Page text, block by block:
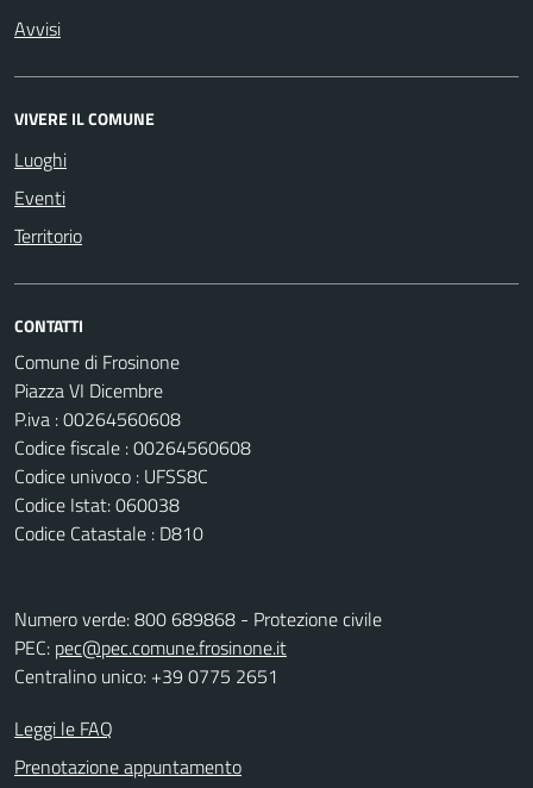
Avvisi
VIVERE IL COMUNE
Luoghi
Eventi
Territorio
CONTATTI
Comune di Frosinone
Piazza VI Dicembre
P.iva : 00264560608
Codice fiscale : 00264560608
Codice univoco : UFSS8C
Codice Istat: 060038
Codice Catastale : D810
Numero verde: 800 689868 - Protezione civile
PEC: pec@pec.comune.frosinone.it
Centralino unico: +39 0775 2651
Leggi le FAQ
Prenotazione appuntamento